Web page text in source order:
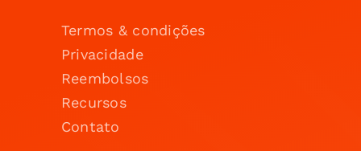
Termos & condições
Privacidade
Reembolsos
Recursos
Contato